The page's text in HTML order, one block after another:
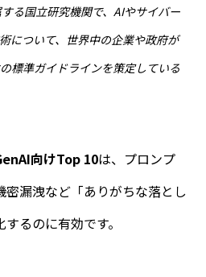
る国立研究機関で、AIやサイバー
について、世界中の企業や政府が
標準ガイドラインを策定している
向けTop 10は、プロンプ
密漏洩など「ありがちな落とし
るのに有効です。